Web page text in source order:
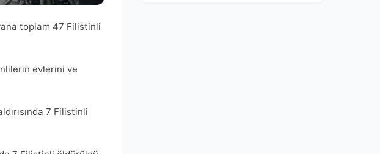
toplam 47 Filistinli
evlerini ve
7 Filistinli